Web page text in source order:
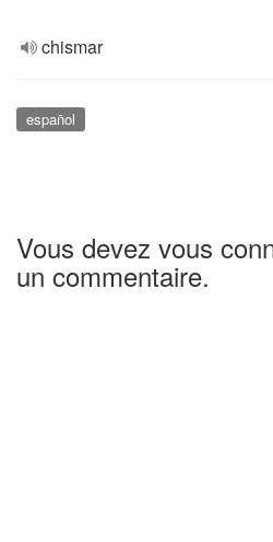
chismar
español
Vous devez vous
un commentaire.